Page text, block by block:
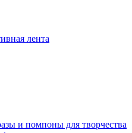
лента
и помпоны для творчества